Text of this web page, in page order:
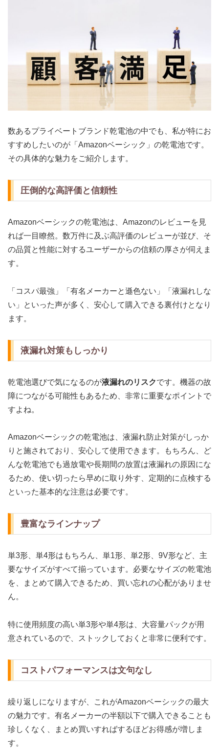
数あるプライベートブランド乾電池の中でも、私が特にお
すすめしたいのが「Amazonベーシック」の乾電池です。
その具体的な魅力をご紹介します。
圧倒的な高評価と信頼性
Amazonベーシックの乾電池は、Amazonのレビューを見
れば一目瞭然。数万件に及ぶ高評価のレビューが並び、そ
の品質と性能に対するユーザーからの信頼の厚さが伺えま
す。
「コスパ最強」「有名メーカーと遜色ない」「液漏れしな
い」といった声が多く、安心して購入できる裏付けとなり
ます。
液漏れ対策もしっかり
乾電池選びで気になるのが液漏れのリスクです。機器の故
障につながる可能性もあるため、非常に重要なポイントで
すよね。
Amazonベーシックの乾電池は、液漏れ防止対策がしっか
りと施されており、安心して使用できます。もちろん、ど
んな乾電池でも過放電や長期間の放置は液漏れの原因にな
るため、使い切ったら早めに取り外す、定期的に点検する
といった基本的な注意は必要です。
豊富なラインナップ
単3形、単4形はもちろん、単1形、単2形、9V形など、主
要なサイズがすべて揃っています。必要なサイズの乾電池
を、まとめて購入できるため、買い忘れの心配がありませ
ん。
特に使用頻度の高い単3形や単4形は、大容量パックが用
意されているので、ストックしておくと非常に便利です。
コストパフォーマンスは文句なし
繰り返しになりますが、これがAmazonベーシックの最大
の魅力です。有名メーカーの半額以下で購入できることも
珍しくなく、まとめ買いすればするほどお得感が増しま
す。